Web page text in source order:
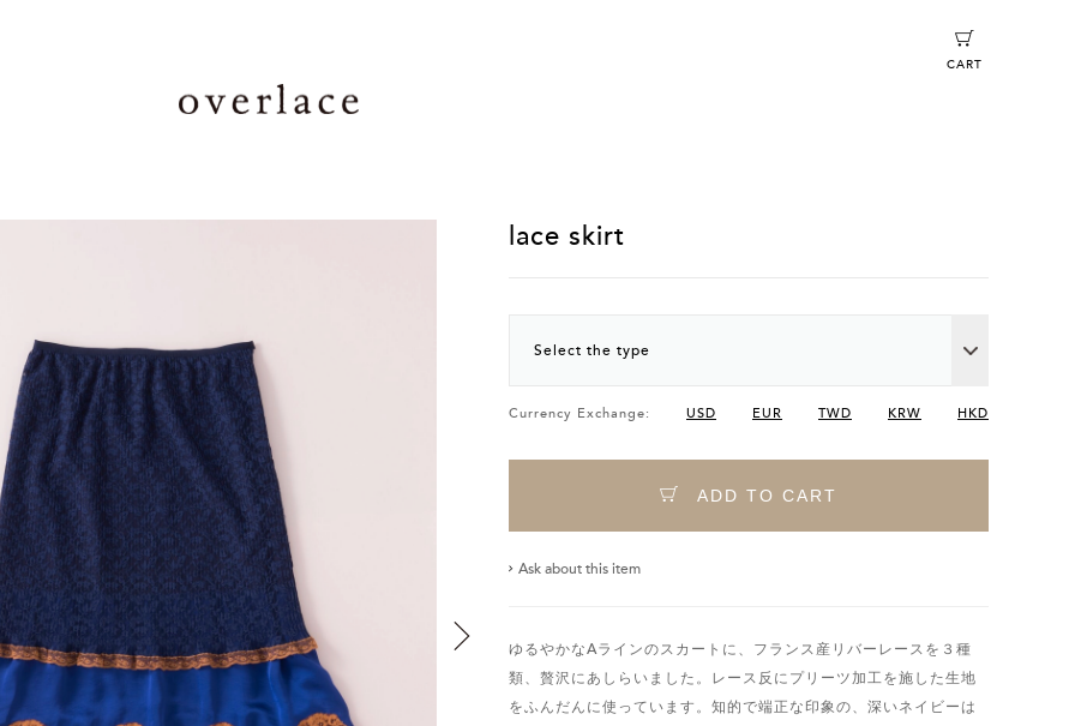
CART
lace skirt
Select the type
Currency Exchange: USD EUR TWD KRW HKD
ADD TO CART
Ask about this item
ゆるやかなAラインのスカートに、フランス産リバーレースを３種
類、贅沢にあしらいました。レース反にプリーツ加工を施した生地
をふんだんに使っています。知的で端正な印象の、深いネイビーは